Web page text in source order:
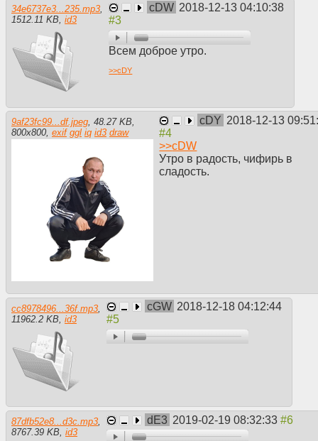
34e6737e3...235.mp3,
1512.11 KB, id3
cDW 2018-12-13 04:10:38
Всем доброе утро.
>>cDY
9af23fc99...df.jpeg, 48.27 KB,
800x800, exif ggl iq id3 draw
cDY 2018-12-13
>>cDW
Утро в радость, чифирь в
сладость.
cc8978496...36f.mp3
11962.2 KB id3
cGW 2018-12-18 04:12:44
87dfb52e8...d3c.mp3
8767.39 KB id3
dE3 2019-02-19 08:32:33